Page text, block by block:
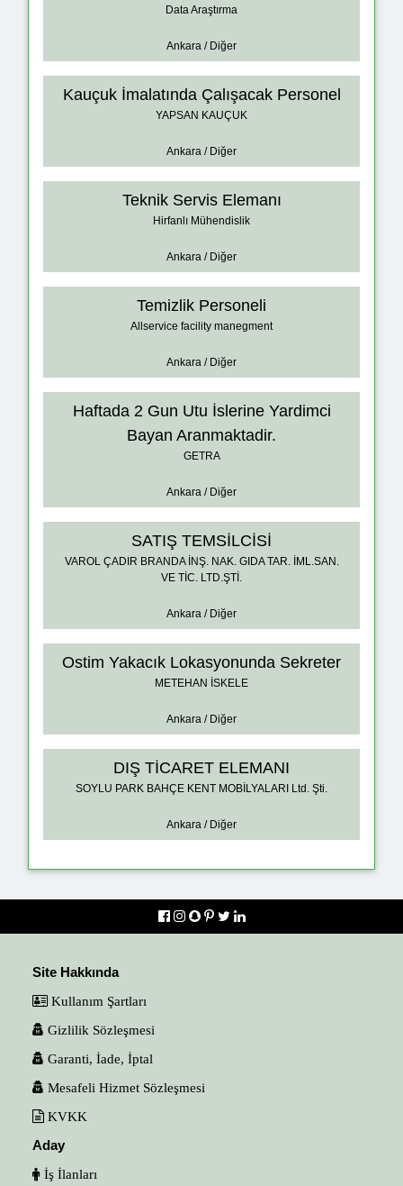
Data Araştırma
Ankara / Diğer
Kauçuk İmalatında Çalışacak Personel
YAPSAN KAUÇUK
Ankara / Diğer
Teknik Servis Elemanı
Hirfanlı Mühendislik
Ankara / Diğer
Temizlik Personeli
Allservice facility manegment
Ankara / Diğer
Haftada 2 Gun Utu İslerine Yardimci
Bayan Aranmaktadir.
GETRA
Ankara / Diğer
SATIŞ TEMSİLCİSİ
VAROL ÇADIR BRANDA İNŞ. NAK. GIDA TAR. İML.SAN.
VE TİC. LTD.ŞTİ.
Ankara / Diğer
Ostim Yakacık Lokasyonunda Sekreter
METEHAN İSKELE
Ankara / Diğer
DIŞ TİCARET ELEMANI
SOYLU PARK BAHÇE KENT MOBİLYALARI Ltd. Şti.
Ankara / Diğer
Site Hakkında
Kullanım Şartları
Gizlilik Sözleşmesi
Garanti, İade, İptal
Mesafeli Hizmet Sözleşmesi
KVKK
Aday
İş İlanları